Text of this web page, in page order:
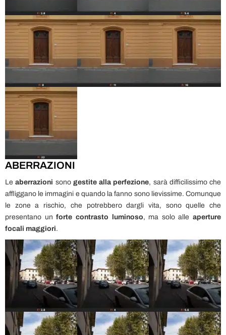
ABERRAZIONI
Leaberrazioni sono gestite alla perfezione, sarà difficilissimo che
affliggano le immagini e quando la fanno sono lievissime. Comunque
le zone a rischio, che potrebbero dargli vita, sono quelle che
presentano unforte contrasto luminoso, ma solo alle aperture
focali maggiori.